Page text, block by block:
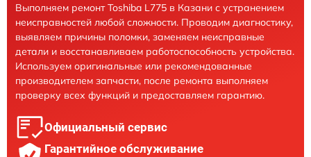
Выполняем ремонт Toshiba L775 в Казани с устранением
неисправностей любой сложности. Проводим диагностику,
выявляем причины поломки, заменяем неисправные
детали и восстанавливаем работоспособность устройства.
Используем оригинальные или рекомендованные
производителем запчасти, после ремонта выполняем
проверку всех функций и предоставляем гарантию.
Официальный сервис
Гарантийное обслуживание